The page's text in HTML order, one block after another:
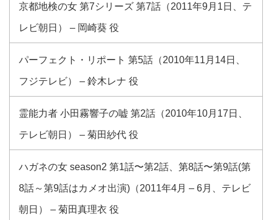
京都地検の女 第7シリーズ 第7話（2011年9月1日、テ
レビ朝日） – 岡崎葵 役
パーフェクト・リポート 第5話（2010年11月14日、
フジテレビ） – 鈴木レナ 役
霊能力者 小田霧響子の嘘 第2話（2010年10月17日、
テレビ朝日） – 菊田紗代 役
ハガネの女 season2 第1話〜第2話、第8話〜第9話(第
8話～第9話はカメオ出演)（2011年4月 – 6月、テレビ
朝日） – 菊田真理衣 役